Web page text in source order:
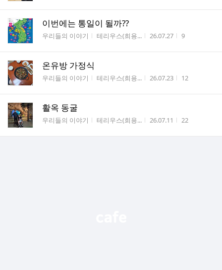
이번에는 통일이 될까??
게시판명
우리들의 이야기 작성자
테리우스(희용... 작성시간
26.07.27 조회수
9
온유방 가정식
게시판명
우리들의 이야기 작성자
테리우스(희용... 작성시간
26.07.23 조회수
12
활옥 동굴
게시판명
우리들의 이야기 작성자
테리우스(희용... 작성시간
26.07.11 조회수
22